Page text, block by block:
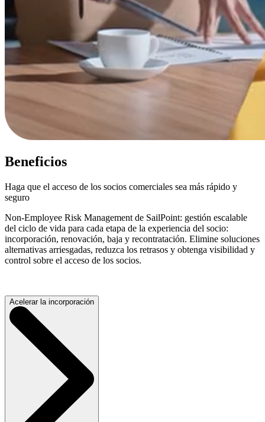
Beneficios
Haga que el acceso de los socios comerciales sea más rápido y
seguro
Non-Employee Risk Management de SailPoint: gestión escalable
del ciclo de vida para cada etapa de la experiencia del socio:
incorporación, renovación, baja y recontratación. Elimine soluciones
alternativas arriesgadas, reduzca los retrasos y obtenga visibilidad y
control sobre el acceso de los socios.
Acelerar la incorporación